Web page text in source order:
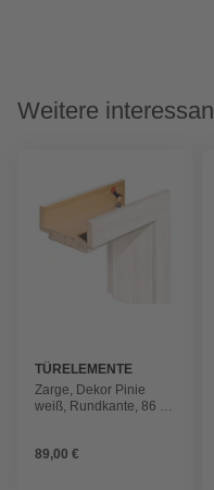
Weitere
TÜRELEMENTE
BORNE
Zarge, Dekor Pinie
weiß, Rundkante, 86 x
89,00 €